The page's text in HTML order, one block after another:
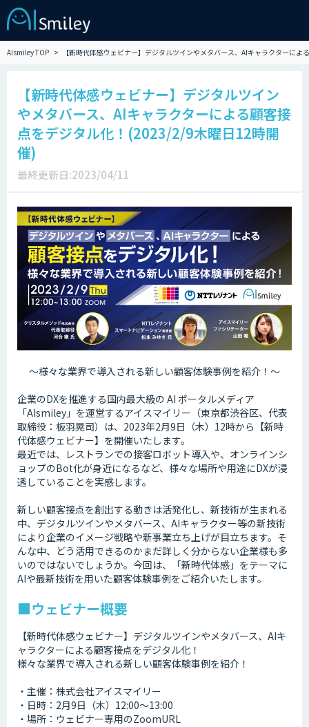
AIsmiley TOP 【新時代体感ウェビナー】デジタルツインやメタバース、AIキャラクターに
【新時代体感ウェビナー】デジタルツイン
やメタバース、AIキャラクターによる顧客接
点をデジタル化！(2023/2/9木曜日12時開
催)
最終更新日:2023/04/11
〜様々な業界で導入される新しい顧客体験事例を紹介！〜
企業のDXを推進する国内最大級の AI ポータルメディア
「AIsmiley」を運営するアイスマイリー（東京都渋谷区、代表
取締役：板羽晃司）は、2023年2月9日（木）12時から【新時
代体感ウェビナー】を開催いたします。
最近では、レストランでの接客ロボット導入や、オンラインシ
ョップのBot化が身近になるなど、様々な場所や用途にDXが浸
透していることを実感します。
新しい顧客接点を創出する動きは活発化し、新技術が生まれる
中、デジタルツインやメタバース、AIキャラクター等の新技術
により企業のイメージ戦略や新事業立ち上げが目立ちます。そ
んな中、どう活用できるのかまだ詳しく分からない企業様も多
いのではないでしょうか。今回は、「新時代体感」をテーマに
AIや最新技術を用いた顧客体験事例をご紹介いたします。
■ウェビナー概要
【新時代体感ウェビナー】デジタルツインやメタバース、AIキ
ャラクターによる顧客接点をデジタル化！
様々な業界で導入される新しい顧客体験事例を紹介！
・主催：株式会社アイスマイリー
・日時：2月9日（木）12:00～13:00
・場所：ウェビナー専用のZoomURL